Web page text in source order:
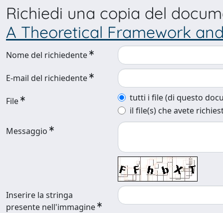
Richiedi una copia del
A Theoretical Framework
Nome del richiedente
E-mail del richiedente
File
tutti i file (di questo
il file(s) che avete
Messaggio
Inserire la stringa
presente nell'immagine